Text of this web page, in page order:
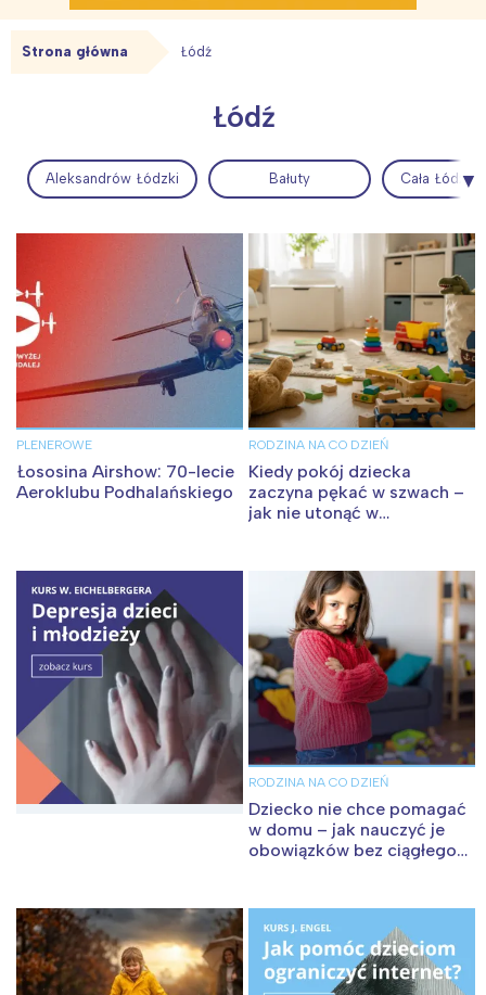
Strona główna Łódź
Łódź
Aleksandrów Łódzki Bałuty Cała Łódź i
PLENEROWE
Łososina Airshow: 70-lecie
Aeroklubu Podhalańskiego
RODZINA NA CO DZIEŃ
Kiedy pokój dziecka
zaczyna pękać w szwach –
jak nie utonąć w
RODZINA NA CO DZIEŃ
Dziecko nie chce pomagać
w domu – jak nauczyć je
obowiązków bez ciągłego